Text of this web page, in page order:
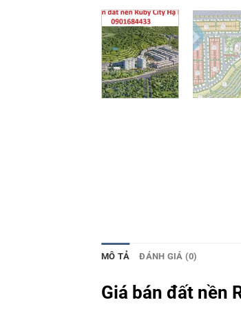
MÔ TẢ ĐÁNH GIÁ (0)
Giá bán đất nền